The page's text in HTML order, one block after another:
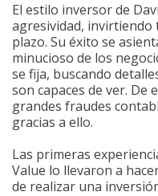
El estilo inversor de
agresividad,
plazo. Su éxito se
minucioso de los
se fija, buscando
son capaces de ver. De
grandes fraudes
gracias a ello.
Las primeras
Value lo llevaron a
de realizar una